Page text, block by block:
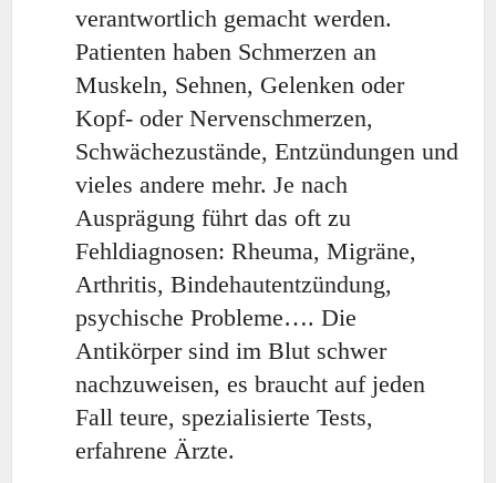
verantwortlich gemacht werden.
Patienten haben Schmerzen an
Muskeln, Sehnen, Gelenken oder
Kopf- oder Nervenschmerzen,
Schwächezustände, Entzündungen und
vieles andere mehr. Je nach
Ausprägung führt das oft zu
Fehldiagnosen: Rheuma, Migräne,
Arthritis, Bindehautentzündung,
psychische Probleme…. Die
Antikörper sind im Blut schwer
nachzuweisen, es braucht auf jeden
Fall teure, spezialisierte Tests,
erfahrene Ärzte.